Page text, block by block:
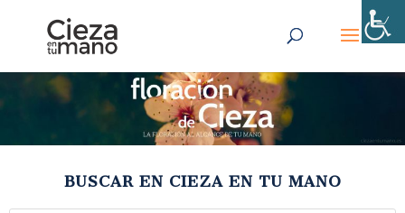
BUSCAR EN CIEZA EN TU MANO